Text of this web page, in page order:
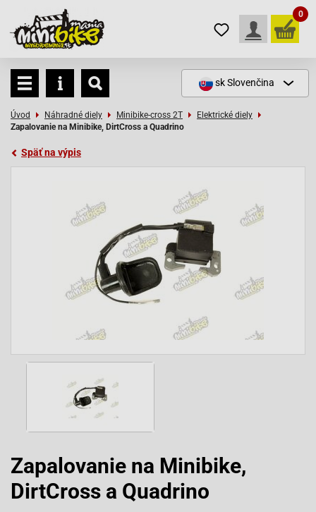
0
skSlovenčina
Úvod Náhradné diely Minibike-cross 2T
Elektrické diely
Zapalovanie na Minibike, DirtCross a Quadrino
Späť na výpis
Zapalovanie na Minibike,
DirtCross a Quadrino